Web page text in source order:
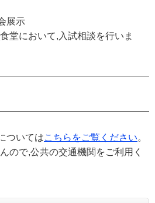
展示
堂において,入試相談を行いま
ついてはこちらをご覧ください。
ので,公共の交通機関をご利用く